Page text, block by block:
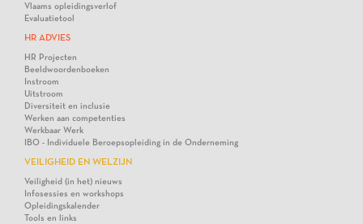
Vlaams opleidingsverlof
Evaluatietool
HR ADVIES
HR Projecten
Beeldwoordenboeken
Instroom
Uitstroom
Diversiteit en inclusie
Werken aan competenties
Werkbaar Werk
IBO - Individuele Beroepsopleiding in de Onderneming
VEILIGHEID EN WELZIJN
Veiligheid (in het) nieuws
Infosessies en workshops
Opleidingskalender
Tools en links